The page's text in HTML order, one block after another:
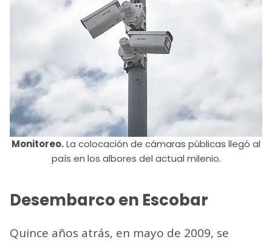
Monitoreo.La colocación de cámaras públicas llegó al
país en los albores del actual milenio.
Desembarco en Escobar
Quince años atrás, en mayo de 2009, se